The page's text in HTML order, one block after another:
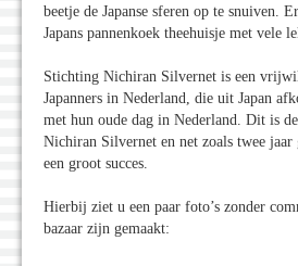
beetje de Japanse sferen op te snuiven.
Japans pannenkoek theehuisje met vele
Stichting Nichiran Silvernet is een
Japanners in Nederland, die uit Japan
met hun oude dag in Nederland. Dit is
Nichiran Silvernet en net zoals twee jaar
een groot succes.
Hierbij ziet u een paar foto’s zonder
bazaar zijn gemaakt: